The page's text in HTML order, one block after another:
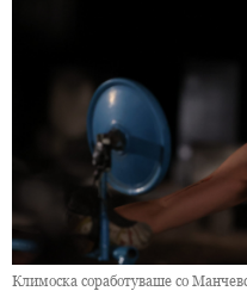
Климоска соработуваше со